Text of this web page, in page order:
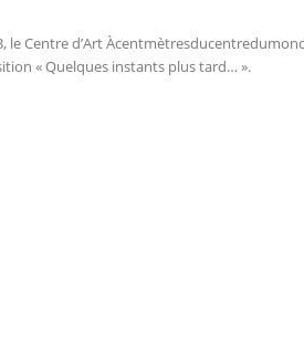
le Centre d’Art
« Quelques instants plus tard… ».